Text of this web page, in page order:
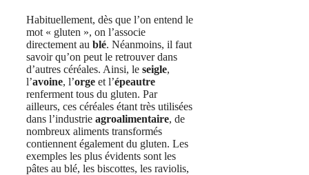
Habituellement, dès que l’on entend le
mot « gluten », on l’associe
directement au blé. Néanmoins, il faut
savoir qu’on peut le retrouver dans
d’autres céréales. Ainsi, le seigle,
l’avoine, l’orge et l’épeautre
renferment tous du gluten. Par
ailleurs, ces céréales étant très utilisées
dans l’industrie agroalimentaire, de
nombreux aliments transformés
contiennent également du gluten. Les
exemples les plus évidents sont les
pâtes au blé, les biscottes, les raviolis,